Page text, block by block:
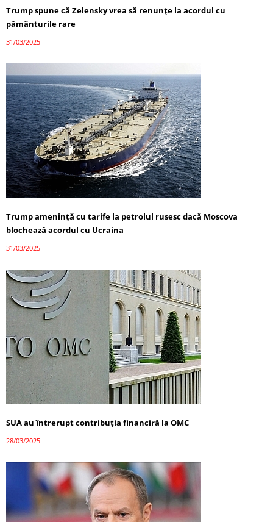
Trump spune că Zelensky vrea să renunțe la acordul cu
pământurile rare
31/03/2025
Trump amenință cu tarife la petrolul rusesc dacă Moscova
blochează acordul cu Ucraina
31/03/2025
SUA au întrerupt contribuția financiră la OMC
28/03/2025